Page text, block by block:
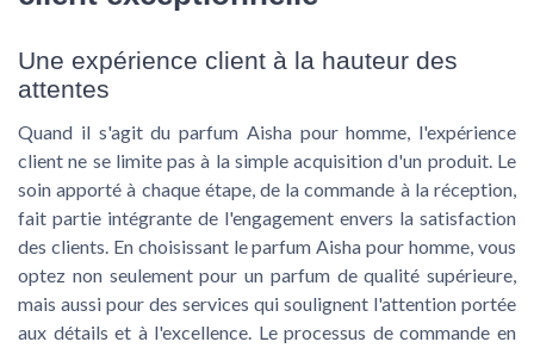
Une expérience client à la hauteur des
attentes
Quand il s'agit du parfum Aisha pour homme, l'expérience
client ne se limite pas à la simple acquisition d'un produit. Le
soin apporté à chaque étape, de la commande à la réception,
fait partie intégrante de l'engagement envers la satisfaction
des clients. En choisissant le parfum Aisha pour homme, vous
optez non seulement pour un parfum de qualité supérieure,
mais aussi pour des services qui soulignent l'attention portée
aux détails et à l'excellence. Le processus de commande en